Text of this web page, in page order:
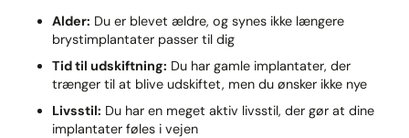
Alder: Du er blevet ældre, og synes ikke længere
brystimplantater passer til dig
Tid til udskiftning: Du har gamle implantater, der
trænger til at blive udskiftet, men du ønsker ikke nye
Livsstil: Du har en meget aktiv livsstil, der gør at dine
implantater føles i vejen